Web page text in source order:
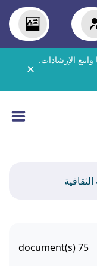
واتبع الإرشادات.
✕
75